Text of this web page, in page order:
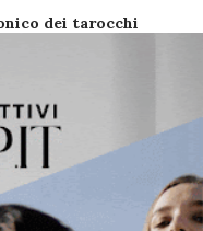
dei tarocchi